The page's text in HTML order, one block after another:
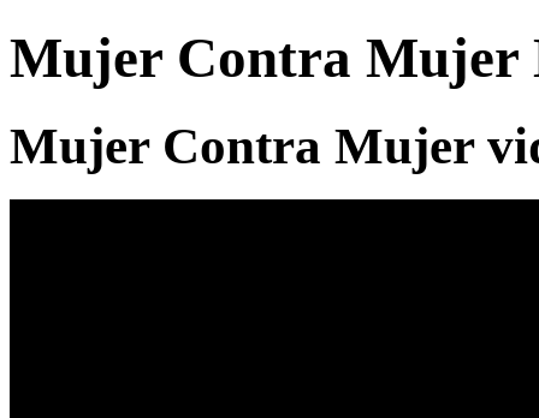
Mujer Contra Mujer
Mujer Contra Mujer